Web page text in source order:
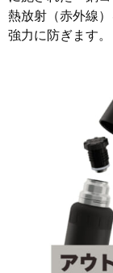
熱放射（赤外線
強力に防ぎます。